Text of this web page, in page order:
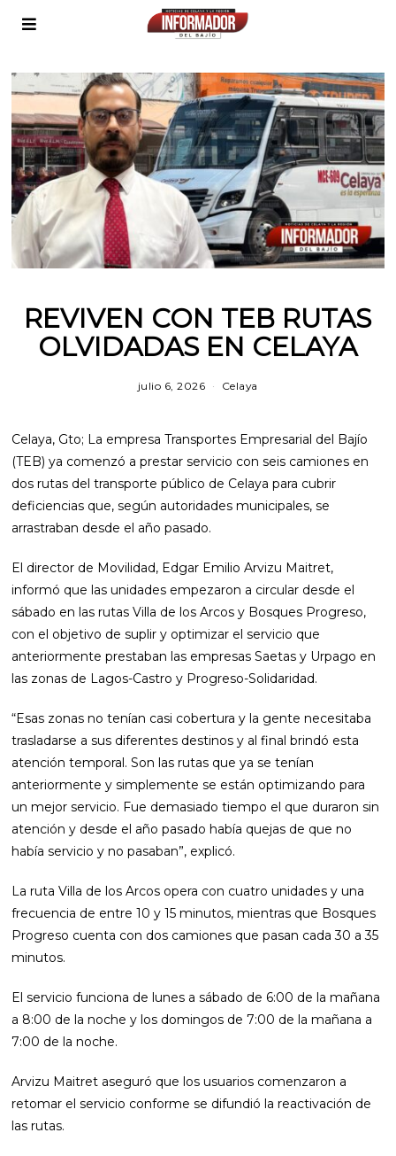
REVIVEN CON TEB RUTAS
OLVIDADAS EN CELAYA
julio 6, 2026 Celaya
Celaya, Gto; La empresa Transportes Empresarial del Bajío
(TEB) ya comenzó a prestar servicio con seis camiones en
dos rutas del transporte público de Celaya para cubrir
deficiencias que, según autoridades municipales, se
arrastraban desde el año pasado.
El director de Movilidad, Edgar Emilio Arvizu Maitret,
informó que las unidades empezaron a circular desde el
sábado en las rutas Villa de los Arcos y Bosques Progreso,
con el objetivo de suplir y optimizar el servicio que
anteriormente prestaban las empresas Saetas y Urpago en
las zonas de Lagos-Castro y Progreso-Solidaridad.
“Esas zonas no tenían casi cobertura y la gente necesitaba
trasladarse a sus diferentes destinos y al final brindó esta
atención temporal. Son las rutas que ya se tenían
anteriormente y simplemente se están optimizando para
un mejor servicio. Fue demasiado tiempo el que duraron sin
atención y desde el año pasado había quejas de que no
había servicio y no pasaban”, explicó.
La ruta Villa de los Arcos opera con cuatro unidades y una
frecuencia de entre 10 y 15 minutos, mientras que Bosques
Progreso cuenta con dos camiones que pasan cada 30 a 35
minutos.
El servicio funciona de lunes a sábado de 6:00 de la mañana
a 8:00 de la noche y los domingos de 7:00 de la mañana a
7:00 de la noche.
Arvizu Maitret aseguró que los usuarios comenzaron a
retomar el servicio conforme se difundió la reactivación de
las rutas.